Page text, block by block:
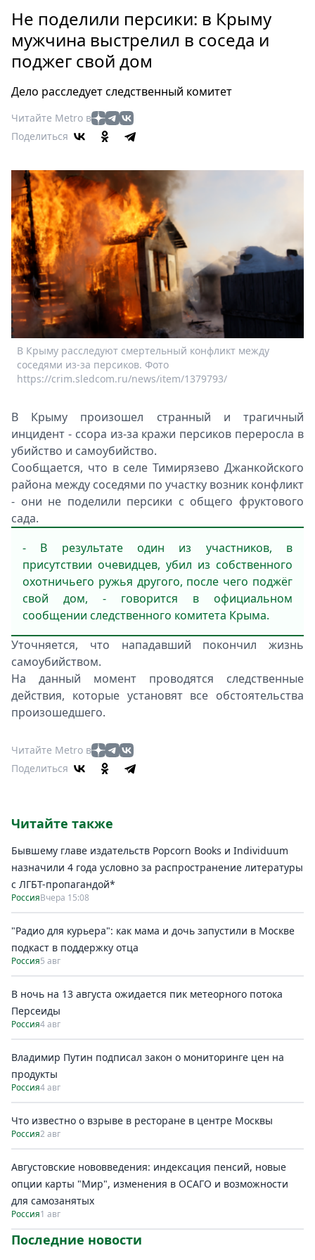
Россия
Мир
Здоровье
Туризм
Мода
Театр
Афиша
Книги
Выставки
Пресс-
релизы
О
Metro
Стримы
Спецпроекты
Звезды
Выборы
2026
Metro
Не поделили персики: в Крыму
мужчина выстрелил в соседа и
поджег свой дом
Дело расследует следственный комитет
Читайте Metro в
Поделиться
В Крыму расследуют смертельный конфликт между
соседями из-за персиков. Фото
https://crim.sledcom.ru/news/item/1379793/
В Крыму произошел странный и трагичный
инцидент - ссора из-за кражи персиков переросла в
убийство и самоубийство.
Сообщается, что в селе Тимирязево Джанкойского
района между соседями по участку возник конфликт
- они не поделили персики с общего фруктового
сада.
- В результате один из участников, в
присутствии очевидцев, убил из собственного
охотничьего ружья другого, после чего поджёг
свой дом, - говорится в официальном
сообщении следственного комитета Крыма.
Уточняется, что нападавший покончил жизнь
самоубийством.
На данный момент проводятся следственные
действия, которые установят все обстоятельства
произошедшего.
Читайте Metro в
Поделиться
Читайте также
Бывшему главе издательств Popcorn Books и Individuum
назначили 4 года условно за распространение литературы
с ЛГБТ-пропагандой*
РоссияВчера 15:08
"Радио для курьера": как мама и дочь запустили в Москве
подкаст в поддержку отца
Россия5 авг
В ночь на 13 августа ожидается пик метеорного потока
Персеиды
Россия4 авг
Владимир Путин подписал закон о мониторинге цен на
продукты
Россия4 авг
Что известно о взрыве в ресторане в центре Москвы
Россия2 авг
Августовские нововведения: индексация пенсий, новые
опции карты "Мир", изменения в ОСАГО и возможности
для самозанятых
Россия1 авг
Последние новости